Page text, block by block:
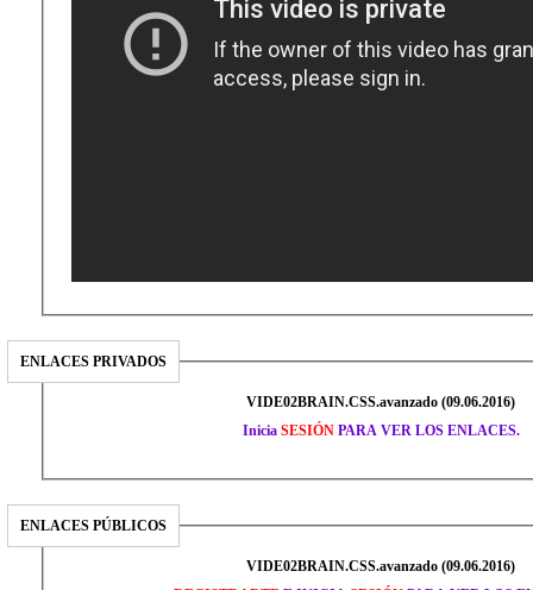
ENLACES PRIVADOS
VIDE02BRAIN.CSS.avanzado (09.06.2016)
Inicia SESIÓN PARA VER LOS ENLACES.
ENLACES PÚBLICOS
VIDE02BRAIN.CSS.avanzado (09.06.2016)